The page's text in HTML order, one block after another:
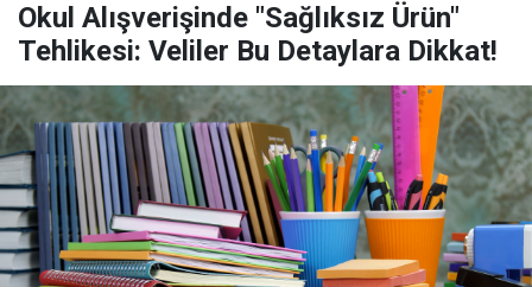
Okul Alışverişinde "Sağlıksız Ürün"
Tehlikesi: Veliler Bu Detaylara Dikkat!